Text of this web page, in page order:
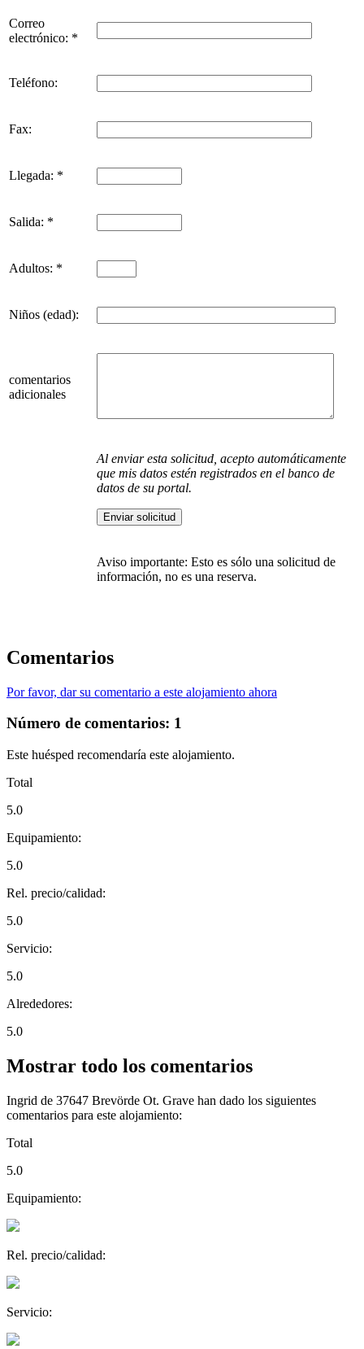
Correo
electrónico: *
Teléfono:
Fax:
Llegada: *
Salida: *
Adultos: *
Niños (edad):
comentarios
adicionales
Al enviar esta solicitud, acepto automáticamente
que mis datos estén registrados en el banco de
datos de su portal.
Aviso importante: Esto es sólo una solicitud de
información, no es una reserva.
Comentarios
Por favor, dar su comentario a este alojamiento ahora
Número de comentarios: 1
Este huésped recomendaría este alojamiento.
Total
5.0
Equipamiento:
5.0
Rel. precio/calidad:
5.0
Servicio:
5.0
Alrededores:
5.0
Mostrar todo los comentarios
Ingrid de 37647 Brevörde Ot. Grave han dado los siguientes
comentarios para este alojamiento:
Total
5.0
Equipamiento:
Rel. precio/calidad:
Servicio: